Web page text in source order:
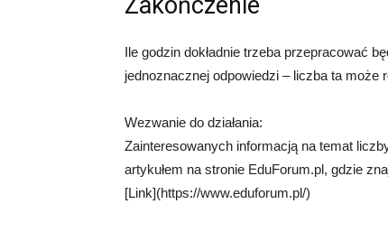
Ile godzin dokładnie trzeba przepracować
jednoznacznej odpowiedzi – liczba ta
Wezwanie do działania:
Zainteresowanych informacją na temat
artykułem na stronie EduForum.pl, gdzie
[Link](https://www.eduforum.pl/)